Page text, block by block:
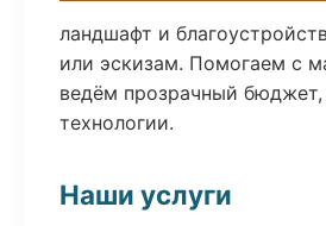
ландшафт и
или эскизам. Помогаем с
ведём прозрачный
технологии.
Наши услуги